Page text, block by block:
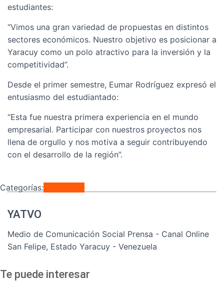
estudiantes:
“Vimos una gran variedad de propuestas en distintos
sectores económicos. Nuestro objetivo es posicionar a
Yaracuy como un polo atractivo para la inversión y la
competitividad”.
Desde el primer semestre, Eumar Rodríguez expresó el
entusiasmo del estudiantado:
“Esta fue nuestra primera experiencia en el mundo
empresarial. Participar con nuestros proyectos nos
llena de orgullo y nos motiva a seguir contribuyendo
con el desarrollo de la región”.
Categorías:
YATVO
Medio de Comunicación Social Prensa - Canal Online
San Felipe, Estado Yaracuy - Venezuela
Te puede interesar